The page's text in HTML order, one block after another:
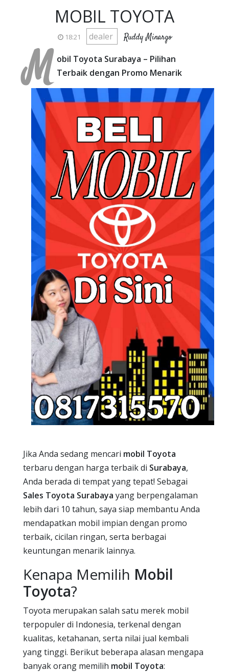
MOBIL TOYOTA
18:21 dealer Ruddy Minargo
M obil Toyota Surabaya – Pilihan
Terbaik dengan Promo Menarik
Jika Anda sedang mencari mobil Toyota
terbaru dengan harga terbaik di Surabaya,
Anda berada di tempat yang tepat! Sebagai
Sales Toyota Surabaya yang berpengalaman
lebih dari 10 tahun, saya siap membantu Anda
mendapatkan mobil impian dengan promo
terbaik, cicilan ringan, serta berbagai
keuntungan menarik lainnya.
Kenapa Memilih Mobil
Toyota?
Toyota merupakan salah satu merek mobil
terpopuler di Indonesia, terkenal dengan
kualitas, ketahanan, serta nilai jual kembali
yang tinggi. Berikut beberapa alasan mengapa
banyak orang memilih mobil Toyota: